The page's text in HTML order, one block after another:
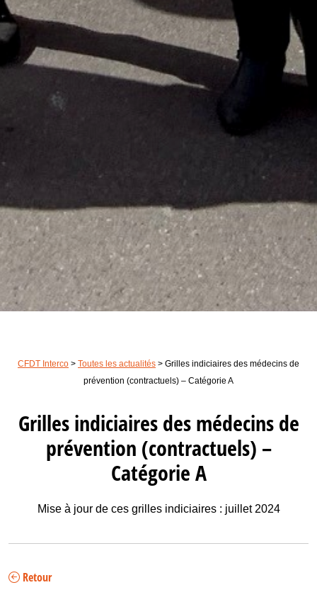
CFDT Interco > Toutes les actualités > Grilles indiciaires des médecins de
prévention (contractuels) – Catégorie A
Grilles indiciaires des médecins de
prévention (contractuels) –
Catégorie A
Mise à jour de ces grilles indiciaires : juillet 2024
Retour